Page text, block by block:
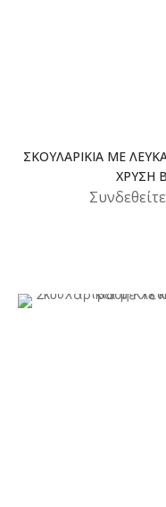
ΣΚΟΥΛΑΡΊΚΙΑ ΜΕ
ΧΡΥΣΉ